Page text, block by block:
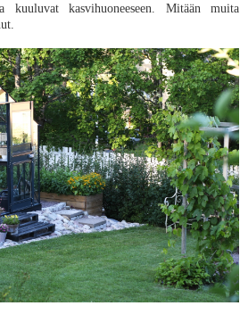
kuuluvat kasvihuoneeseen. Mitään muita